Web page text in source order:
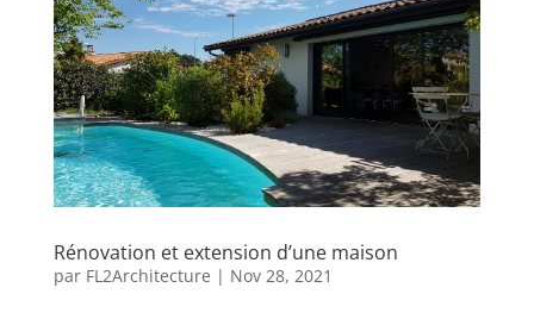
Rénovation et extension d’une maison
par FL2Architecture | Nov 28, 2021